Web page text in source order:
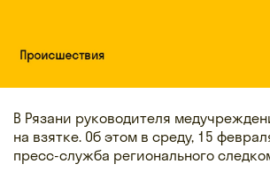
В Рязани руководителя
на взятке. Об этом в среду, 15
пресс-служба регионального